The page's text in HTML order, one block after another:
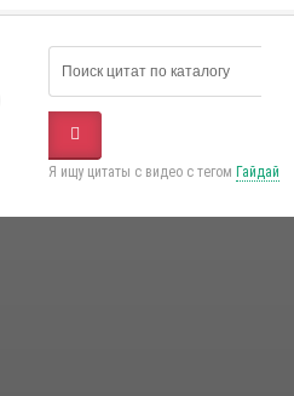
Я ищу цитаты с видео с тегом Гайдай